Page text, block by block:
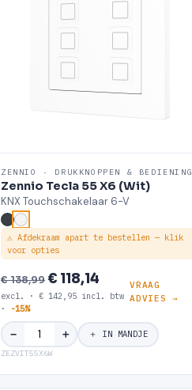
ZENNIO · DRUKKNOPPEN & BEDIENING
Zennio Tecla 55 X6 (Wit)
KNX Touchschakelaar 6-V
⚠ Afdekraam apart te bestellen — klik
voor opties
€ 138,99€ 118,14
excl. · € 142,95 incl. btw
·
-15%
VRAAG
ADVIES →
− ＋ ＋ IN MANDJE
ZEZVIT55X6W